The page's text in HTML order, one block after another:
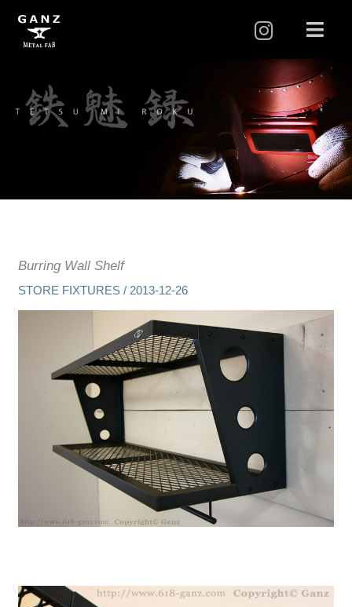
I
n
s
t
a
g
r
a
m
メ
ニ
ュ
ー
Burring Wall Shelf
STORE FIXTURES / 2013-12-26